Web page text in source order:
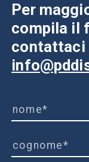
Per
compila il
contattaci